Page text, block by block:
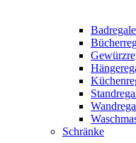
Badregale
Schränke